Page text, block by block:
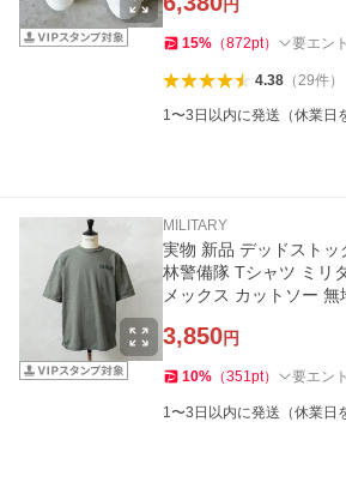
円
15% （872pt） 要エン
4.38（29件）
1〜3日以内に発送（休業日
MILITARY
実物 新品 デッドスト
林警備隊 Tシャツ ミリ
メックス カットソー 無
3,850円
10% （351pt） 要エン
1〜3日以内に発送（休業日